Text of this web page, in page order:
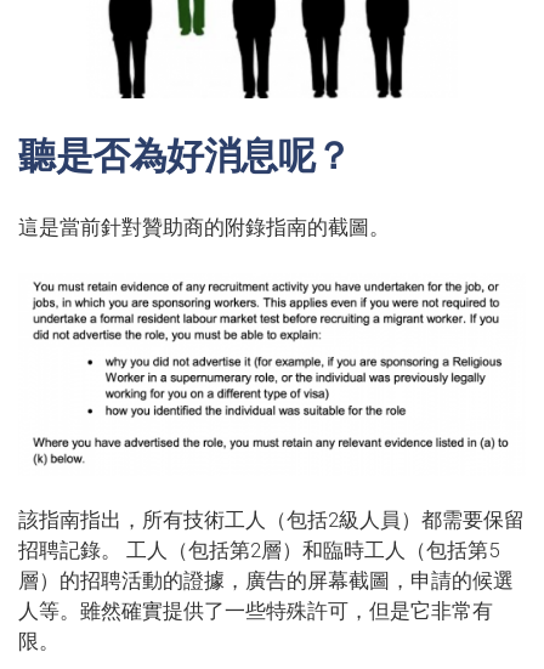
聽是否為好消息呢？
這是當前針對贊助商的附錄指南的截圖。
該指南指出，所有技術工人（包括2級人員）都需要保留
招聘記錄。 工人（包括第2層）和臨時工人（包括第5
層）的招聘活動的證據，廣告的屏幕截圖，申請的候選
人等。雖然確實提供了一些特殊許可，但是它非常有
限。